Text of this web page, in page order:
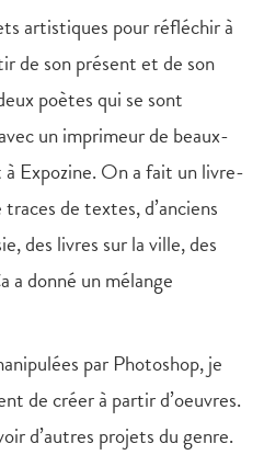
artistiques pour réfléchir à
de son présent et de son
poètes qui se sont
un imprimeur de beaux-
Expozine. On a fait un livre-
de textes, d’anciens
des livres sur la ville, des
a donné un mélange
par Photoshop, je
de créer à partir d’oeuvres.
d’autres projets du genre.